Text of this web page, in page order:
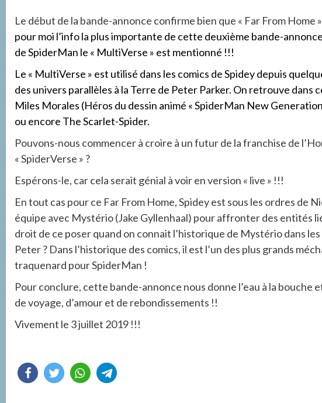
Le début de la bande-annonce confirme bien que « Far From Home
pour moi l’info la plus importante de cette deuxième bande-
de SpiderMan le « MultiVerse » est mentionné !!!
Le « MultiVerse » est utilisé dans les comics de Spidey depuis
des univers parallèles à la Terre de Peter Parker. On retrouve
Miles Morales (Héros du dessin animé « SpiderMan New
ou encore The Scarlet-Spider.
Pouvons-nous commencer à croire à un futur de la franchise de
« SpiderVerse » ?
Espérons-le, car cela serait génial à voir en version « live » !!!
En tout cas pour ce Far From Home, Spidey est sous les ordres de
équipe avec Mystério (Jake Gyllenhaal) pour affronter des entités
droit de ce poser quand on connait l’historique de Mystério dans
Peter ? Dans l’historique des comics, il est l’un des plus grands
traquenard pour SpiderMan !
Pour conclure, cette bande-annonce nous donne l’eau à la bouche
de voyage, d’amour et de rebondissements !!
Vivement le 3 juillet 2019 !!!